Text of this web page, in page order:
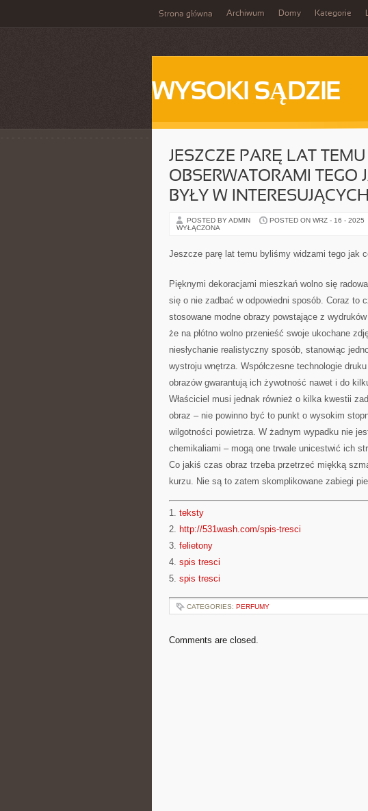
Strona główna Archiwum Domy Kategorie
WYSOKI SĄDZIE
JESZCZE PARĘ LAT
OBSERWATORAMI TEGO
BYŁY W INTERESUJĄCYCH
POSTED BY ADMIN POSTED ON WRZ - 16 - 2025
WYŁĄCZONA
Jeszcze parę lat temu byliśmy widzami tego jak
Pięknymi dekoracjami mieszkań wolno się
się o nie zadbać w odpowiedni sposób. Coraz to
stosowane modne obrazy powstające z
że na płótno wolno przenieść swoje ukochane
niesłychanie realistyczny sposób, stanowiąc
wystroju wnętrza. Współczesne technologie
obrazów gwarantują ich żywotność nawet i do
Właściciel musi jednak również o kilka kwestii
obraz – nie powinno być to punkt o wysokim
wilgotności powietrza. W żadnym wypadku nie
chemikaliami – mogą one trwale unicestwić ich
Co jakiś czas obraz trzeba przetrzeć miękką
kurzu. Nie są to zatem skomplikowane zabiegi
1. teksty
2. http://531wash.com/spis-tresci
3. felietony
4. spis tresci
5. spis tresci
CATEGORIES: PERFUMY
Comments are closed.